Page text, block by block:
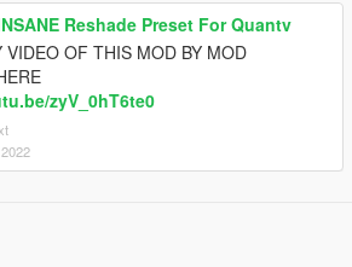
Reshade Preset For Quantv
VIDEO OF THIS MOD BY MOD
zyV_0hT6te0